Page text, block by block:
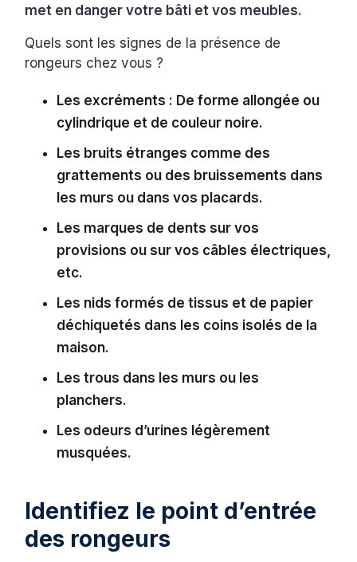
met en danger votre bâti et vos meubles.
Quels sont les signes de la présence de
rongeurs chez vous ?
Les excréments : De forme allongée ou
cylindrique et de couleur noire.
Les bruits étranges comme des
grattements ou des bruissements dans
les murs ou dans vos placards.
Les marques de dents sur vos
provisions ou sur vos câbles électriques,
etc.
Les nids formés de tissus et de papier
déchiquetés dans les coins isolés de la
maison.
Les trous dans les murs ou les
planchers.
Les odeurs d’urines légèrement
musquées.
Identifiez le point d’entrée
des rongeurs